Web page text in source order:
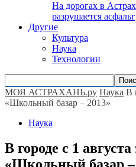
На дорогах в
разрушается асфальт
Другие
Культура
Наука
Технологии
МОЯ АСТРАХАНЬ.ру Наука В
«Школьный базар – 2013»
Наука
В городе с 1 августа